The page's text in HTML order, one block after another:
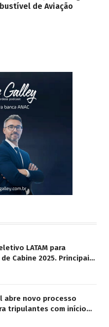
de Aviação
LATAM para
Cabine 2025. Principais
abre novo processo
tripulantes com início